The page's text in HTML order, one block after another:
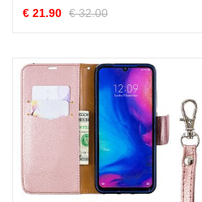
€ 21.90 € 32.00